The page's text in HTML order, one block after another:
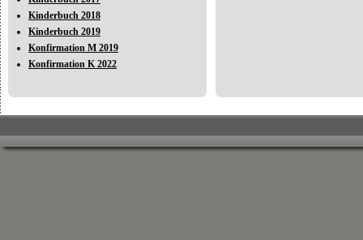
Kinderbuch 2018
Kinderbuch 2019
Konfirmation M 2019
Konfirmation K 2022